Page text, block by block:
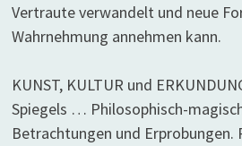
Vertraute verwandelt und neue
Wahrnehmung annehmen kann.
KUNST, KULTUR und
Spiegels … Philosophisch-
Betrachtungen und Erprobungen.